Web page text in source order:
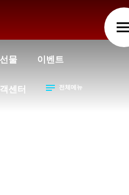
물 이벤트
센터 notes 전체메뉴